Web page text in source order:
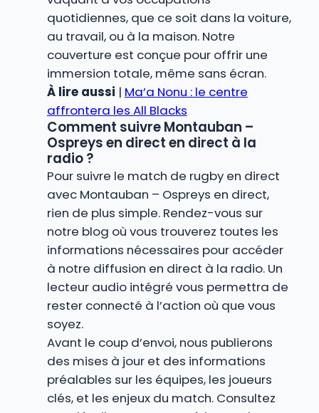
quotidiennes, que ce soit dans la voiture,
au travail, ou à la maison. Notre
couverture est conçue pour offrir une
immersion totale, même sans écran.
À lire aussi | Ma’a Nonu : le centre
affrontera les All Blacks
Comment suivre Montauban –
Ospreys en direct en direct à la
radio ?
Pour suivre le match de rugby en direct
avec Montauban – Ospreys en direct,
rien de plus simple. Rendez-vous sur
notre blog où vous trouverez toutes les
informations nécessaires pour accéder
à notre diffusion en direct à la radio. Un
lecteur audio intégré vous permettra de
rester connecté à l’action où que vous
soyez.
Avant le coup d’envoi, nous publierons
des mises à jour et des informations
préalables sur les équipes, les joueurs
clés, et les enjeux du match. Consultez